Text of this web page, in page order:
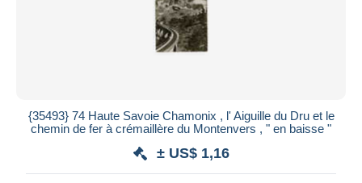
{35493} 74 Haute Savoie Chamonix , l' Aiguille du Dru et le
chemin de fer à crémaillère du Montenvers , " en baisse "
± US$ 1,16